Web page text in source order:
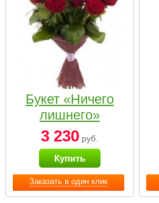
Заказать в один клик
Букет «Ничего
лишнего»
3 230 руб.
Купить